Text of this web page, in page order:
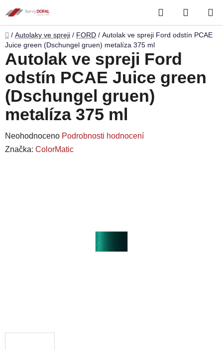
na
obsah
Hledat
KOŠÍK
Domů
/ Autolaky ve spreji / FORD / Autolak ve spreji Ford odstín PCAE
Juice green (Dschungel gruen) metalíza 375 ml
Autolak ve spreji Ford
odstín PCAE Juice green
(Dschungel gruen)
metalíza 375 ml
Průměrné
hodnocení
Neohodnoceno Podrobnosti hodnocení
Značka: ColorMatic